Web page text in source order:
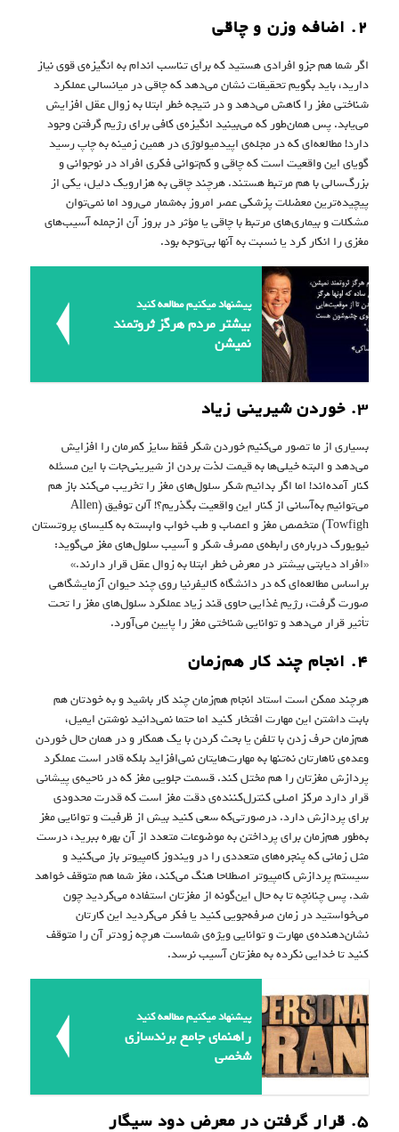
۲. اضافه وزن و چاقی
اگر شما هم جزو افرادی هستید که برای تناسب اندام به انگیزه‌‌ی قوی نیاز
دارید، باید بگویم تحقیقات نشان می‌دهد که چاقی در میانسالی عملکرد
شناختی مغز را کاهش می‌دهد و در نتیجه خطر ابتلا به زوال عقل افزایش
می‌یابد. پس همان‌طور که می‌بینید انگیزه‌ی کافی برای رژیم گرفتن وجود
دارد! مطالعه‌ای که در مجله‌ی اپیدمیولوژی در همین زمینه به چاپ رسید
گویای این واقعیت است که چاقی و کم‌توانی فکری افراد در نوجوانی و
بزرگ‌سالی با هم مرتبط هستند. هرچند چاقی به هزارویک دلیل، یکی از
پیچیده‌ترین معضلات پزشکی عصر امروز به‌شمار می‌رود اما نمی‌توان
مشکلات و بیماری‌های مرتبط با چاقی یا مؤثر در بروز آن ازجمله آسیب‌های
مغزی را انکار کرد یا نسبت به آنها بی‌توجه بود.
پیشنهاد میکنیم مطالعه کنید
بیشتر مردم هرگز ثروتمند
نمیشن
۳. خوردن شیرینی زیاد
بسیاری از ما تصور می‌کنیم خوردن شکر فقط سایز کمرمان را افزایش
می‌دهد و البته خیلی‌ها به قیمت لذت بردن از شیرینی‌جات با این مسئله
کنار آمده‌اند! اما اگر بدانیم شکر سلول‌های مغز را تخریب می‌کند باز هم
می‌توانیم به‌آسانی از کنار این واقعیت بگذریم؟! آلن توفیق (Allen
Towfigh) متخصص مغز و اعصاب و طب خواب وابسته به کلیسای پروتستان
نیویورک درباره‌ی رابطه‌ی مصرف شکر و آسیب سلول‌های مغز می‌گوید:
«افراد دیابتی بیشتر در معرض خطر ابتلا به زوال عقل قرار دارند.»
براساس مطالعه‌ای که در دانشگاه کالیفرنیا روی چند حیوان آزمایشگاهی
صورت گرفت، رژیم غذایی حاوی قند زیاد عملکرد سلول‌های مغز را تحت
تأثیر قرار می‌دهد و توانایی شناختی مغز را پایین می‌آورد.
۴. انجام چند کار هم‌زمان
هرچند ممکن است استاد انجام هم‌زمان چند کار باشید و به خودتان هم
بابت داشتن این مهارت افتخار کنید اما حتما نمی‌دانید نوشتن ایمیل،
هم‌زمان حرف زدن با تلفن یا بحث کردن با یک همکار و در همان حال خوردن
وعده‌ی ناهارتان نه‌تنها به مهارت‌هایتان نمی‌افزاید بلکه قادر است عملکرد
پردازش مغزتان را هم مختل کند. قسمت جلویی مغز که در ناحیه‌ی پیشانی
قرار دارد مرکز اصلی کنترل‌کننده‌ی دقت مغز است که قدرت محدودی
برای پردازش دارد. درصورتی‌که سعی کنید بیش از ظرفیت و توانایی مغز
به‌طور هم‌زمان برای پرداختن به موضوعات متعدد از آن بهره ببرید، درست
مثل زمانی که پنجره‌های متعددی را در ویندوز کامپیوتر باز می‌کنید و
سیستم پردازش کامپیوتر اصطلاحا هنگ می‌کند، مغز شما هم متوقف خواهد
شد. پس چنانچه تا به حال این‌گونه از مغزتان استفاده می‌کردید چون
می‌خواستید در زمان صرفه‌جویی کنید یا فکر می‌کردید این‌ کارتان
نشان‌دهنده‌ی مهارت و توانایی ویژه‌ی شماست هرچه زودتر آن را متوقف
کنید تا خدایی نکرده به مغزتان آسیب نرسد.
پیشنهاد میکنیم مطالعه کنید
راهنمای جامع برندسازی
شخصی
۵. قرار گرفتن در معرض دود سیگار